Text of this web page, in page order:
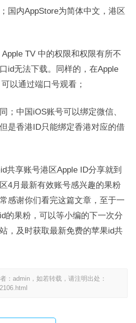
国内AppStore为简体中文，港区
TV 中的权限和权限有所不
id无法下载。同样的，在Apple
以通过端口号观看；
；中国iOS账号可以绑定微信、
是香港ID只能绑定香港对应的借
共享账号港区Apple ID分享就到
4月最新有效账号感兴趣的果粉
感谢你们看完这篇文章，至于一
的果粉，可以等小编的下一次分
，及时获取最新免费的苹果id共
：admin，如若转载，请注明出处：